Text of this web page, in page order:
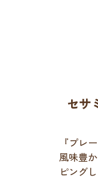
セサ
『プレ
風味豊
ピング